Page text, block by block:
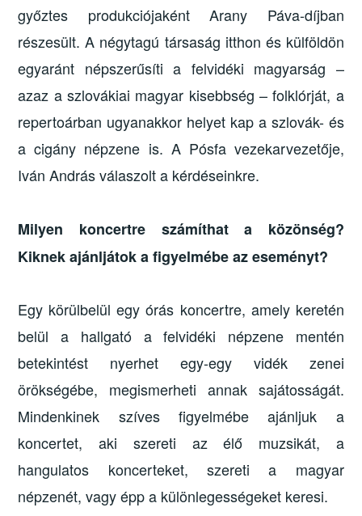
győztes produkciójaként Arany Páva-díjban
részesült. A négytagú társaság itthon és külföldön
egyaránt népszerűsíti a felvidéki magyarság –
azaz a szlovákiai magyar kisebbség – folklórját, a
repertoárban ugyanakkor helyet kap a szlovák- és
a cigány népzene is. A Pósfa vezekarvezetője,
Iván András válaszolt a kérdéseinkre.
Milyen koncertre számíthat a közönség?
Kiknek ajánljátok a figyelmébe az eseményt?
Egy körülbelül egy órás koncertre, amely keretén
belül a hallgató a felvidéki népzene mentén
betekintést nyerhet egy-egy vidék zenei
örökségébe, megismerheti annak sajátosságát.
Mindenkinek szíves figyelmébe ajánljuk a
koncertet, aki szereti az élő muzsikát, a
hangulatos koncerteket, szereti a magyar
népzenét, vagy épp a különlegességeket keresi.